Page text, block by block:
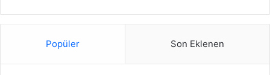
Popüler Son Eklenen